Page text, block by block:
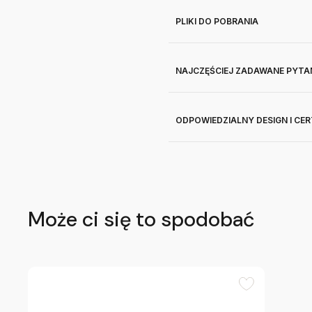
PLIKI DO POBRANIA
NAJCZĘŚCIEJ ZADAWANE
ODPOWIEDZIALNY DESIGN I
Może ci się to spodobać